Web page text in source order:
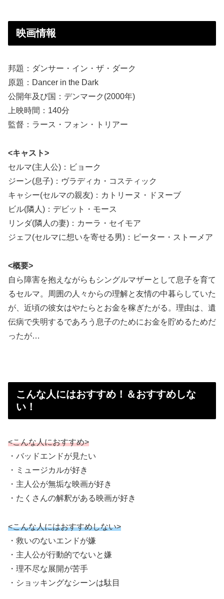
映画情報
邦題：ダンサー・イン・ザ・ダーク
原題：Dancer in the Dark
公開年及び国：デンマーク(2000年)
上映時間：140分
監督：ラース・フォン・トリアー
<キャスト>
セルマ(主人公)：ビョーク
ジーン(息子)：ヴラディカ・コスティック
キャシー(セルマの親友)：カトリーヌ・ドヌーブ
ビル(隣人)：デビット・モース
リンダ(隣人の妻)：カーラ・セイモア
ジェフ(セルマに想いを寄せる男)：ピーター・ストーメア
<概要>
自ら障害を抱えながらもシングルマザーとして息子を育て
るセルマ。周囲の人々からの理解と友情の中暮らしていた
が、近頃の彼女はやたらとお金を稼ぎたがる。理由は、遺
伝病で失明するであろう息子のためにお金を貯めるためだ
ったが…
こんな人にはおすすめ！＆おすすめしな
い！
<こんな人におすすめ>
・バッドエンドが見たい
・ミュージカルが好き
・主人公が無垢な映画が好き
・たくさんの解釈がある映画が好き
<こんな人にはおすすめしない>
・救いのないエンドが嫌
・主人公が行動的でないと嫌
・理不尽な展開が苦手
・ショッキングなシーンは駄目